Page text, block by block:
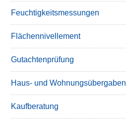
Feuchtigkeitsmessungen
Flächennivellement
Gutachtenprüfung
Haus- und Wohnungsübergaben
Kaufberatung